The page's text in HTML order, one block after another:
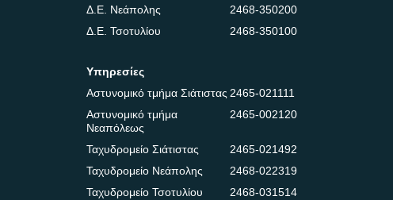
Δ.Ε. Νεάπολης
2468-350200
Δ.Ε. Τσοτυλίου
2468-350100
Υπηρεσίες
Αστυνομικό τμήμα Σιάτιστας2465-021111
Αστυνομικό τμήμα
Νεαπόλεως
2465-002120
Ταχυδρομείο Σιάτιστας
2465-021492
Ταχυδρομείο Νεάπολης
2468-022319
Ταχυδρομείο Τσοτυλίου
2468-031514